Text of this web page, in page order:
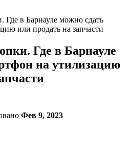
Где в Барнауле можно сдать
или продать на запчасти
Где в Барнауле
на утилизацию
Фев 9, 2023